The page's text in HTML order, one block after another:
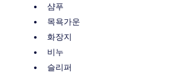
샴푸
목욕가운
화장지
비누
슬리퍼